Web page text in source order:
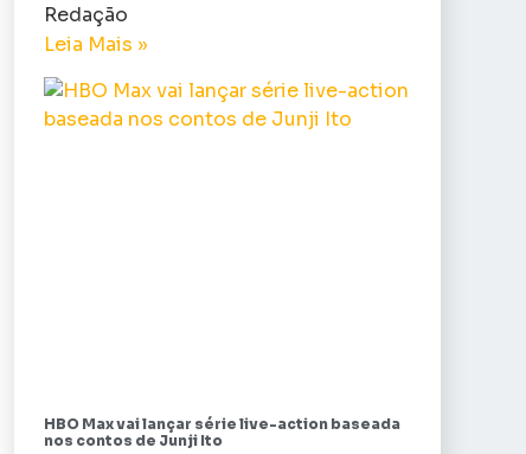
Redação
Leia Mais »
HBO Max vai lançar série live-action baseada
nos contos de Junji Ito